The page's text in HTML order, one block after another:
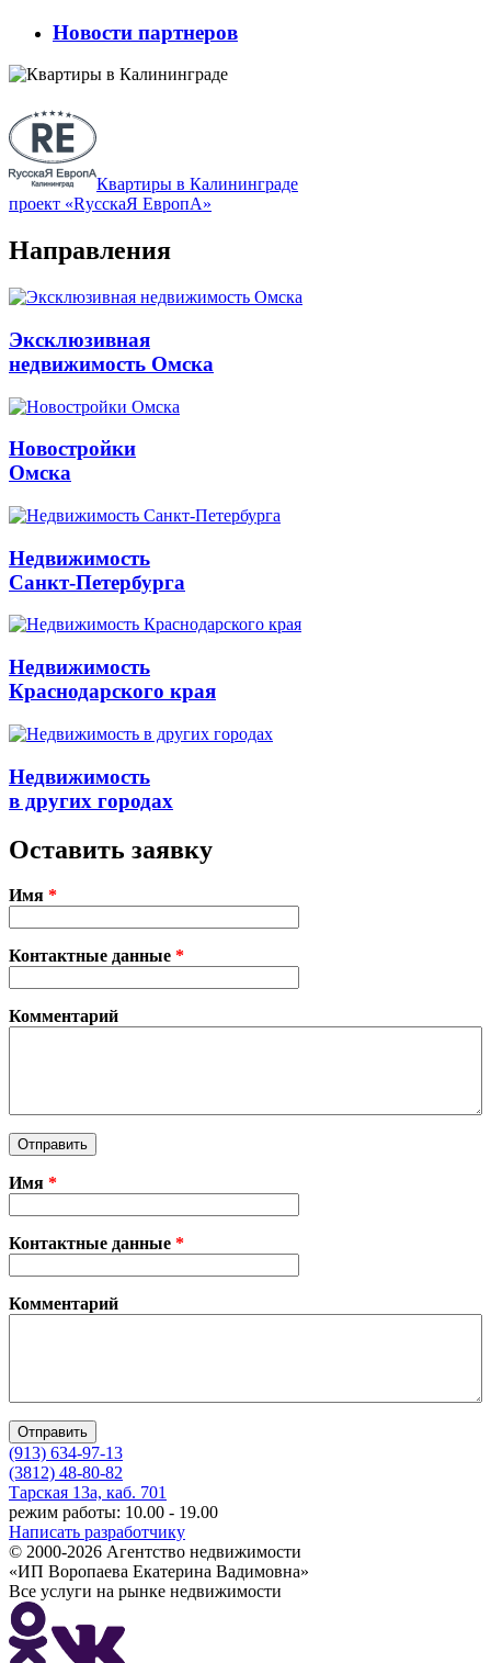
Новости партнеров
Квартиры в Калининграде
проект «RусскаЯ ЕвропА»
Направления
Эксклюзивная
недвижимость Омска
Новостройки
Омска
Недвижимость
Санкт-Петербурга
Недвижимость
Краснодарского края
Недвижимость
в других городах
Оставить заявку
Имя *
Контактные данные *
Комментарий
Имя *
Контактные данные *
Комментарий
(913) 634-97-13
(3812) 48-80-82
Тарская 13а, каб. 701
режим работы: 10.00 - 19.00
Написать разработчику
© 2000-2026 Агентство недвижимости
«ИП Воропаева Екатерина Вадимовна»
Все услуги на рынке недвижимости